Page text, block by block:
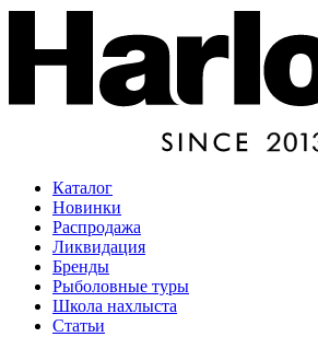
Каталог
Новинки
Распродажа
Ликвидация
Бренды
Рыболовные туры
Школа нахлыста
Статьи